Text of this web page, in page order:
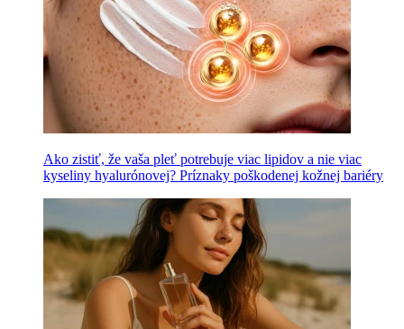
Ako zistiť, že vaša pleť potrebuje viac lipidov a nie viac
kyseliny hyalurónovej? Príznaky poškodenej kožnej bariéry